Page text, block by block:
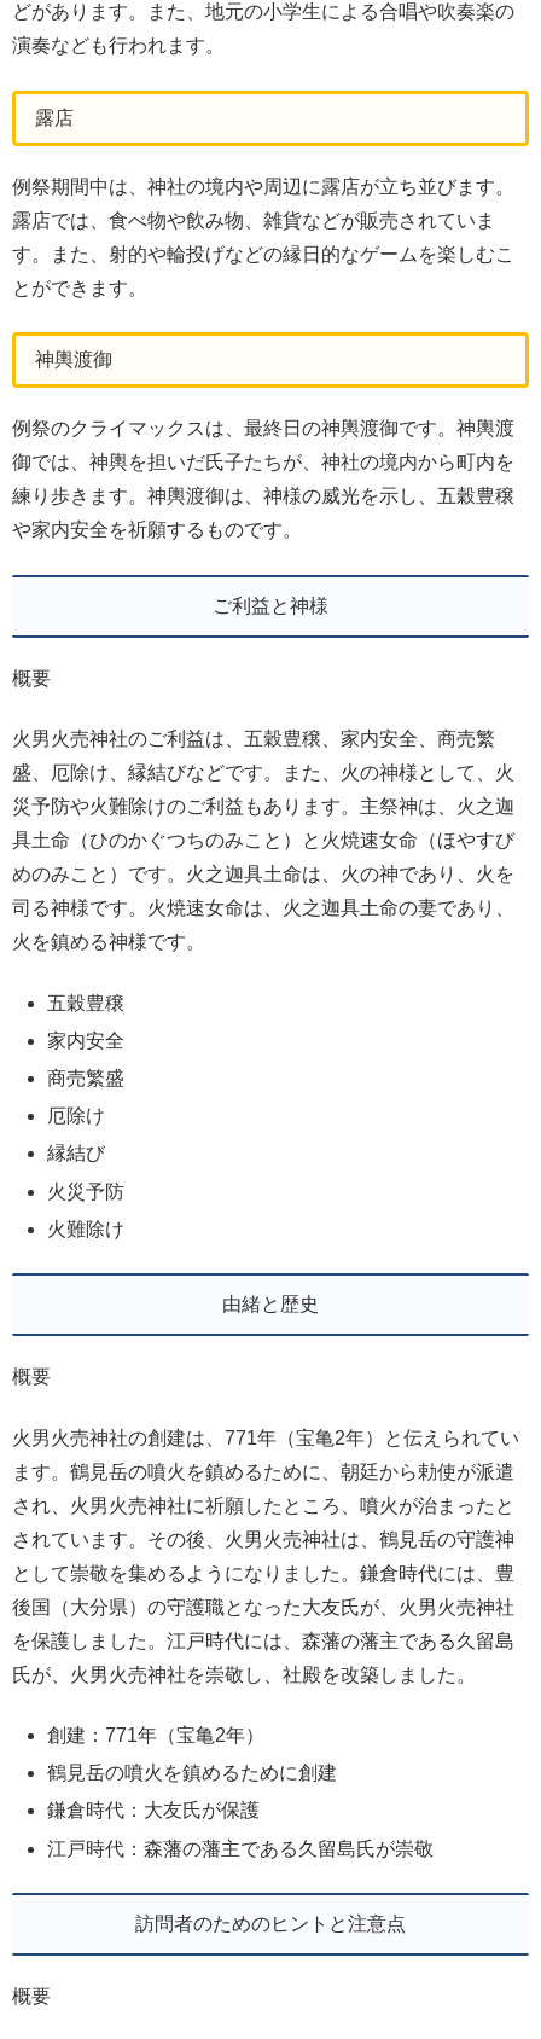
どがあります。また、地元の小学生による合唱や吹奏楽の
演奏なども行われます。
露店
例祭期間中は、神社の境内や周辺に露店が立ち並びます。
露店では、食べ物や飲み物、雑貨などが販売されていま
す。また、射的や輪投げなどの縁日的なゲームを楽しむこ
とができます。
神輿渡御
例祭のクライマックスは、最終日の神輿渡御です。神輿渡
御では、神輿を担いだ氏子たちが、神社の境内から町内を
練り歩きます。神輿渡御は、神様の威光を示し、五穀豊穣
や家内安全を祈願するものです。
ご利益と神様
概要
火男火売神社のご利益は、五穀豊穣、家内安全、商売繁
盛、厄除け、縁結びなどです。また、火の神様として、火
災予防や火難除けのご利益もあります。主祭神は、火之迦
具土命（ひのかぐつちのみこと）と火焼速女命（ほやすび
めのみこと）です。火之迦具土命は、火の神であり、火を
司る神様です。火焼速女命は、火之迦具土命の妻であり、
火を鎮める神様です。
五穀豊穣
家内安全
商売繁盛
厄除け
縁結び
火災予防
火難除け
由緒と歴史
概要
火男火売神社の創建は、771年（宝亀2年）と伝えられてい
ます。鶴見岳の噴火を鎮めるために、朝廷から勅使が派遣
され、火男火売神社に祈願したところ、噴火が治まったと
されています。その後、火男火売神社は、鶴見岳の守護神
として崇敬を集めるようになりました。鎌倉時代には、豊
後国（大分県）の守護職となった大友氏が、火男火売神社
を保護しました。江戸時代には、森藩の藩主である久留島
氏が、火男火売神社を崇敬し、社殿を改築しました。
創建：771年（宝亀2年）
鶴見岳の噴火を鎮めるために創建
鎌倉時代：大友氏が保護
江戸時代：森藩の藩主である久留島氏が崇敬
訪問者のためのヒントと注意点
概要